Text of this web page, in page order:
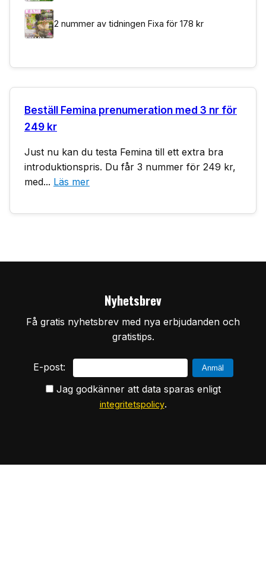
2 nummer av tidningen Fixa för 178 kr
Beställ Femina prenumeration med 3 nr för
249 kr
Just nu kan du testa Femina till ett extra bra
introduktionspris. Du får 3 nummer för 249 kr,
med... Läs mer
Nyhetsbrev
Få gratis nyhetsbrev med nya erbjudanden och
gratistips.
E-post:
Jag godkänner att data sparas enligt
integritetspolicy.